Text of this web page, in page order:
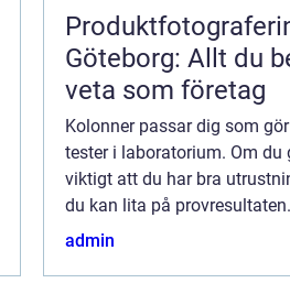
Göteborg: Allt du
veta som företag
Kolonner passar dig som
tester i laboratorium. Om du
viktigt att du har bra
du kan lita på
att jobba med kolonner?
admin